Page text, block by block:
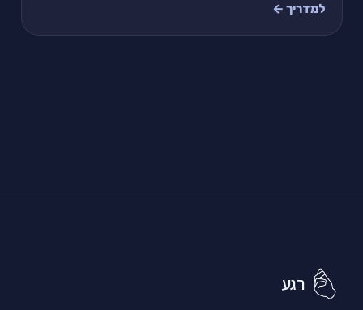
למדריך ←
רגע